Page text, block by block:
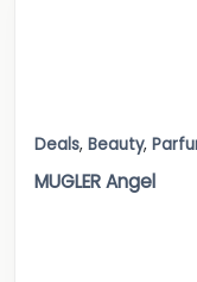
Deals, Beauty,
MUGLER Angel